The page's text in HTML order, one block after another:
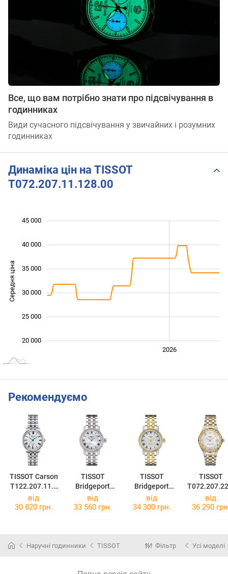
Все, що вам потрібно знати про підсвічування в
годинниках
Види сучасного підсвічування у звичайних і розумних
годинниках
Динаміка цін на TISSOT
T072.207.11.128.00
Середня ціна
20 000
25 000
30 000
35 000
40 000
45 000
2026
Рекомендуємо
TISSOT Carson
T122.207.11.0
33.00
TISSOT
Bridgeport
Automatic Lady
T097.007.11.1
TISSOT
Bridgeport
Automatic Lady
T097.007.22.0
TISSOT
18.00
від
30 820 грн.
від
33 560 грн.
від
34 300 грн.
від
36 290
Наручні годинники TISSOT Фільтр Усі моделі